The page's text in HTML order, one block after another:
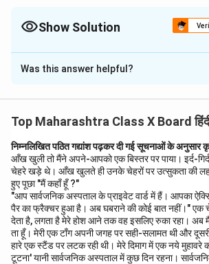
Show Solution
Solution and Explanation
1. स्वामी श्रद्धानंद ने हिंदी के माध्यम से किस विषय
3. स्वामी श्रद्धानंद के समय में हिंदी में शिक्षा दी
4. क्या गुरुकुल के स्नातकों में स्वाधीनता की तड़प
Download Solution in PDF
Was this answer helpful?
Top Maharashtra Class X Board
निम्नलिखित पठित गद्यांश पढ़कर दी गई सूचनाओं के अनुसार
आँख खुली तो मैंने अपने-आपको एक बिस्तर पर पाया। इर्द-
चेहरे खड़े थे। आँख खुलते ही उनके चेहरों पर उत्सुकता की
हुए पूछा "मैं कहाँ हूँ ?"
"आप सार्वजनिक अस्पताल के प्राइवेट वार्ड में हैं। आपका
पैर का फ्रैक्चर हुआ है। अब घबराने की कोई बात नहीं।" एक
देता है, लगता है मेरे होश आने तक वह इसलिए रुका रहा। अब
ता हूँ। मेरी एक टाँग अपनी जगह पर सही-सलामत थी और
हारे एक स्टैंड पर लटक रही थी। मेरे दिमाग में एक नये मुहावरे
टूटना' यानी सार्वजनिक अस्पताल में कुछ दिन रहना।